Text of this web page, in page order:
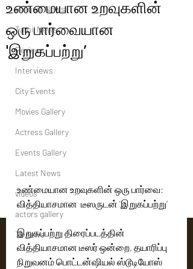
Political News
Tamil News
Reviews
Interviews
City Events
Movies Gallery
Actress Gallery
Events Gallery
Latest News
videos
actors gallery
Tv news
உண்மையான உறவுகளின்
ஒரு பார்வையான
'இறுகப்பற்று’
உண்மையான உறவுகளின் ஒரு பார்வை:
வித்தியாசமான  டீஸருடன் 'இறுகப்பற்று’
இறுகப்பற்று திரைப்படத்தின்
வித்தியாசமான டீஸர் ஒன்றை, தயாரிப்பு
நிறுவனம் பொட்டன்ஷியல் ஸ்டூடியோஸ்